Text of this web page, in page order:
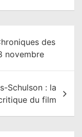
des
novembre
Schulson : la
du film